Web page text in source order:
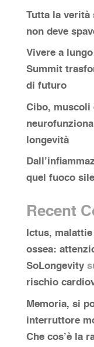
Tutta la verità
non deve
Vivere a
Summit
di futuro
Cibo, muscoli
longevità
quel fuoco
Recent
Ictus,
ossea:
SoLongevity
rischio
Memoria, si
interruttore
Che cos’è la